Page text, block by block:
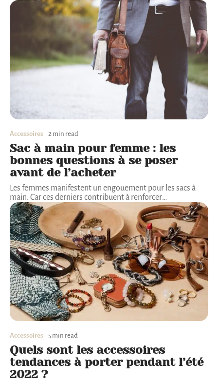
Accessoires 2 min read
Sac à main pour femme : les
bonnes questions à se poser
avant de l’acheter
Les femmes manifestent un engouement pour les sacs à
main. Car ces derniers contribuent à renforcer…
Accessoires 5 min read
Quels sont les accessoires
tendances à porter pendant l’été
2022 ?